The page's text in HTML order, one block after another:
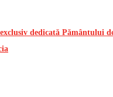
dedicată Pământului